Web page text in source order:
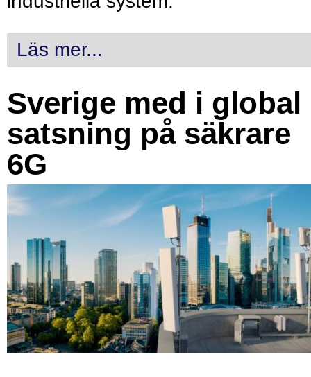
Läs mer...
Sverige med i global
satsning på säkrare
6G